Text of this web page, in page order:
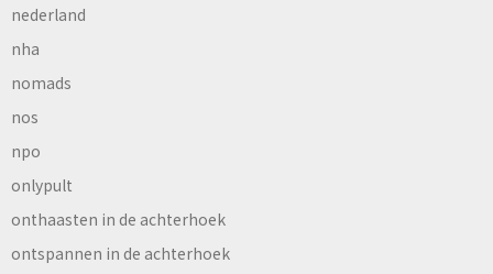
nederland
nha
nomads
nos
npo
onlypult
onthaasten in de achterhoek
ontspannen in de achterhoek